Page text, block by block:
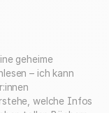
geheime
– ich kann
welche Infos